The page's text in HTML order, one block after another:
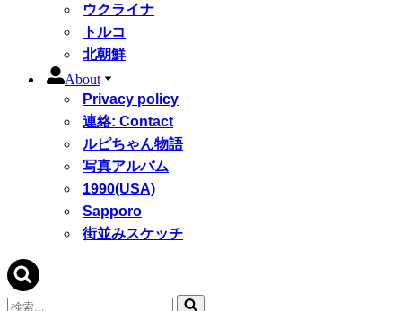
ウクライナ
トルコ
北朝鮮
About
Privacy policy
連絡: Contact
ルピちゃん物語
写真アルバム
1990(USA)
Sapporo
街並みスケッチ
検